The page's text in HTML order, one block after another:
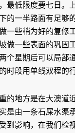
最低限度要七日。
的一半路面有足够
一些稍为好的复修
做一些表面的巩固
个星期后可以局部
时段用单线双程的
的地方是在大澳道
是由一条石屎水渠
到影响，在我们检